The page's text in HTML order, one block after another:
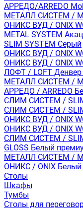
АРРЕДО/ARREDO
МЕТАЛЛ СИСТЕМ /
ОНИКС ВУД / ONIX
METAL SYSTEM
SLIM SYSTEM Серый
ОНИКС ВУД / ONIX
ОНИКС ВУД / ONIX
ЛОФТ / LOFT Денвер
МЕТАЛЛ СИСТЕМ /
АРРЕДО / ARREDO
СЛИМ СИСТЕМ /
СЛИМ СИСТЕМ /
ОНИКС ВУД / ONIX
ОНИКС ВУД / ONIX
СЛИМ СИСТЕМ /
GLOSS Белый
МЕТАЛЛ СИСТЕМ /
ОНИКС / ONIX Белый
Столы
Шкафы
Тумбы
Столы для